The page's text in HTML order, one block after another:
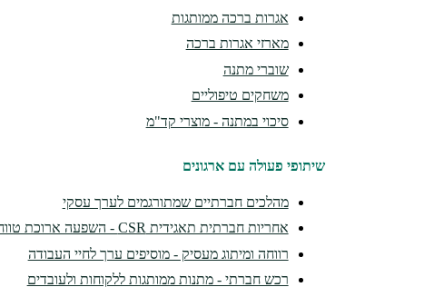
אגרות ברכה ממותגות
מארזי אגרות ברכה
שוברי מתנה
משחקים טיפוליים
סיכוי במתנה - מוצרי קד"מ
שיתופי פעולה עם ארגונים
מהלכים חברתיים שמתורגמים לערך עסקי
אחריות חברתית תאגידית CSR - השפעה ארוכת טווח
רווחה ומיתוג מעסיק - מוסיפים ערך לחיי העבודה
רכש חברתי - מתנות ממותגות ללקוחות ולעובדים